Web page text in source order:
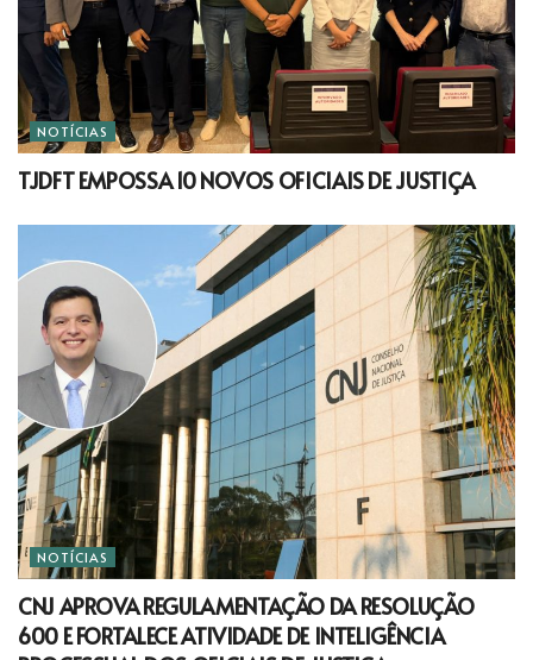
NOTÍCIAS
TJDFT EMPOSSA 10 NOVOS OFICIAIS DE JUSTIÇA
NOTÍCIAS
CNJ APROVA REGULAMENTAÇÃO DA RESOLUÇÃO
600 E FORTALECE ATIVIDADE DE INTELIGÊNCIA